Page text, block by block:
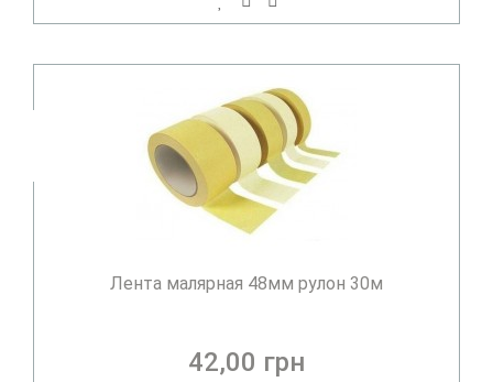
Лента малярная 48мм рулон 30м
42,00 грн